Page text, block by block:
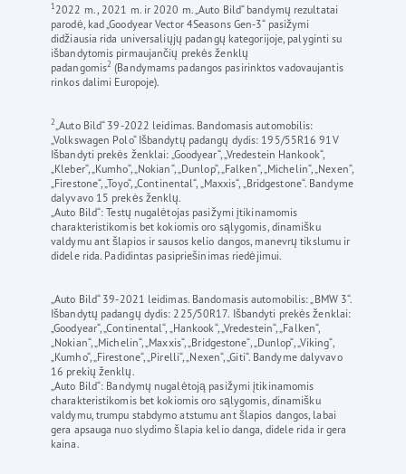
12022 m., 2021 m. ir 2020 m. „Auto Bild“ bandymų rezultatai
parodė, kad „Goodyear Vector 4Seasons Gen-3“ pasižymi
didžiausia rida universaliųjų padangų kategorijoje, palyginti su
išbandytomis pirmaujančių prekės ženklų
padangomis2 (Bandymams padangos pasirinktos vadovaujantis
rinkos dalimi Europoje).
2 „Auto Bild“ 39-2022 leidimas. Bandomasis automobilis:
„Volkswagen Polo“ Išbandytų padangų dydis: 195/55R16 91V
Išbandyti prekės ženklai: „Goodyear“, „Vredestein Hankook“,
„Kleber“, „Kumho“, „Nokian“, „Dunlop“, „Falken“, „Michelin“, „Nexen“,
„Firestone“, „Toyo“, „Continental“, „Maxxis“, „Bridgestone“. Bandyme
dalyvavo 15 prekės ženklų.
„Auto Bild“: Testų nugalėtojas pasižymi įtikinamomis
charakteristikomis bet kokiomis oro sąlygomis, dinamišku
valdymu ant šlapios ir sausos kelio dangos, manevrų tikslumu ir
didele rida. Padidintas pasipriešinimas riedėjimui.
„Auto Bild“ 39-2021 leidimas. Bandomasis automobilis: „BMW 3“.
Išbandytų padangų dydis: 225/50R17. Išbandyti prekės ženklai:
„Goodyear“, „Continental“, „Hankook“, „Vredestein“, „Falken“,
„Nokian“, „Michelin“, „Maxxis“, „Bridgestone“, „Dunlop“, „Viking“,
„Kumho“, „Firestone“, „Pirelli“, „Nexen“, „Giti“. Bandyme dalyvavo
16 prekių ženklų.
„Auto Bild“: Bandymų nugalėtoją pasižymi įtikinamomis
charakteristikomis bet kokiomis oro sąlygomis, dinamišku
valdymu, trumpu stabdymo atstumu ant šlapios dangos, labai
gera apsauga nuo slydimo šlapia kelio danga, didele rida ir gera
kaina.